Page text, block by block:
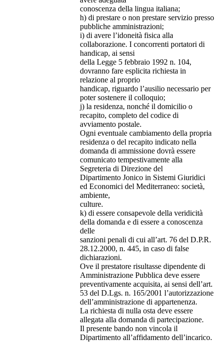
conoscenza della lingua italiana;
h) di prestare o non prestare servizio presso
pubbliche amministrazioni;
i) di avere l’idoneità fisica alla
collaborazione. I concorrenti portatori di
handicap, ai sensi
della Legge 5 febbraio 1992 n. 104,
dovranno fare esplicita richiesta in
relazione al proprio
handicap, riguardo l’ausilio necessario per
poter sostenere il colloquio;
j) la residenza, nonché il domicilio o
recapito, completo del codice di
avviamento postale.
Ogni eventuale cambiamento della propria
residenza o del recapito indicato nella
domanda di ammissione dovrà essere
comunicato tempestivamente alla
Segreteria di Direzione del
Dipartimento Jonico in Sistemi Giuridici
ed Economici del Mediterraneo: società,
ambiente,
culture.
k) di essere consapevole della veridicità
della domanda e di essere a conoscenza
delle
sanzioni penali di cui all’art. 76 del D.P.R.
28.12.2000, n. 445, in caso di false
dichiarazioni.
Ove il prestatore risultasse dipendente di
Amministrazione Pubblica deve essere
preventivamente acquisita, ai sensi dell’art.
53 del D.Lgs. n. 165/2001 l’autorizzazione
dell’amministrazione di appartenenza.
La richiesta di nulla osta deve essere
allegata alla domanda di partecipazione.
Il presente bando non vincola il
Dipartimento all’affidamento dell’incarico.